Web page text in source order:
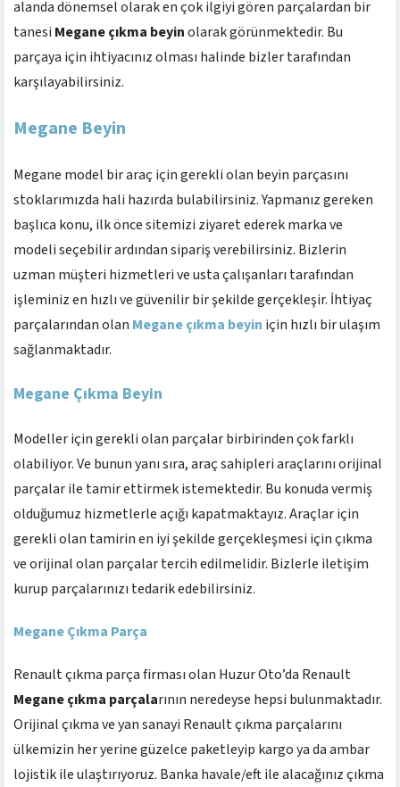
alanda dönemsel olarak en çok ilgiyi gören parçalardan bir
tanesi Megane çıkma beyinolarak görünmektedir. Bu
parçaya için ihtiyacınız olması halinde bizler tarafından
karşılayabilirsiniz.
Megane Beyin
Megane model bir araç için gerekli olan beyin parçasını
stoklarımızda hali hazırda bulabilirsiniz. Yapmanız gereken
başlıca konu, ilk önce sitemizi ziyaret ederek marka ve
modeli seçebilir ardından sipariş verebilirsiniz. Bizlerin
uzman müşteri hizmetleri ve usta çalışanları tarafından
işleminiz en hızlı ve güvenilir bir şekilde gerçekleşir. İhtiyaç
parçalarından olan Megane çıkma beyin için hızlı bir ulaşım
sağlanmaktadır.
Megane Çıkma Beyin
Modeller için gerekli olan parçalar birbirinden çok farklı
olabiliyor. Ve bunun yanı sıra, araç sahipleri araçlarını orijinal
parçalar ile tamir ettirmek istemektedir. Bu konuda vermiş
olduğumuz hizmetlerle açığı kapatmaktayız. Araçlar için
gerekli olan tamirin en iyi şekilde gerçekleşmesi için çıkma
ve orijinal olan parçalar tercih edilmelidir. Bizlerle iletişim
kurup parçalarınızı tedarik edebilirsiniz.
Megane Çıkma Parça
Renault çıkma parça firması olan Huzur Oto’da Renault
Megane çıkma parçalarının neredeyse hepsi bulunmaktadır.
Orijinal çıkma ve yan sanayi Renault çıkma parçalarını
ülkemizin her yerine güzelce paketleyip kargo ya da ambar
lojistik ile ulaştırıyoruz. Banka havale/eft ile alacağınız çıkma